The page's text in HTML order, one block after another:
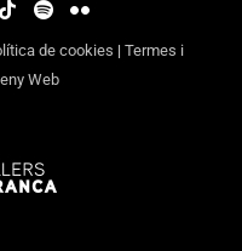
de cookies | Termes i
Web